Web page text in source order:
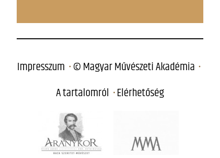
Impresszum © Magyar Művészeti Akadémia
A tartalomról Elérhetőség